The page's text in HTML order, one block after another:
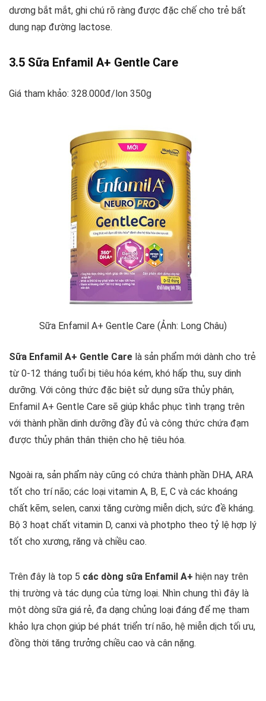
dương bắt mắt, ghi chú rõ ràng được đặc chế cho trẻ bất
dung nạp đường lactose.
3.5 Sữa Enfamil A+ Gentle Care
Giá tham khảo: 328.000đ/lon 350g
Sữa Enfamil A+ Gentle Care (Ảnh: Long Châu)
Sữa Enfamil A+ Gentle Care là sản phẩm mới dành cho trẻ
từ 0-12 tháng tuổi bị tiêu hóa kém, khó hấp thu, suy dinh
dưỡng. Với công thức đặc biệt sử dụng sữa thủy phân,
Enfamil A+ Gentle Care sẽ giúp khắc phục tình trạng trên
với thành phần dinh dưỡng đầy đủ và công thức chứa đạm
được thủy phân thân thiện cho hệ tiêu hóa.
Ngoài ra, sản phẩm này cũng có chứa thành phần DHA, ARA
tốt cho trí não; các loại vitamin A, B, E, C và các khoáng
chất kẽm, selen, canxi tăng cường miễn dịch, sức đề kháng.
Bộ 3 hoạt chất vitamin D, canxi và photpho theo tỷ lệ hợp lý
tốt cho xương, răng và chiều cao.
Trên đây là top 5 các dòng sữa Enfamil A+ hiện nay trên
thị trường và tác dụng của từng loại. Nhìn chung thì đây là
một dòng sữa giá rẻ, đa dạng chủng loại đáng để mẹ tham
khảo lựa chọn giúp bé phát triển trí não, hệ miễn dịch tối ưu,
đồng thời tăng trưởng chiều cao và cân nặng.